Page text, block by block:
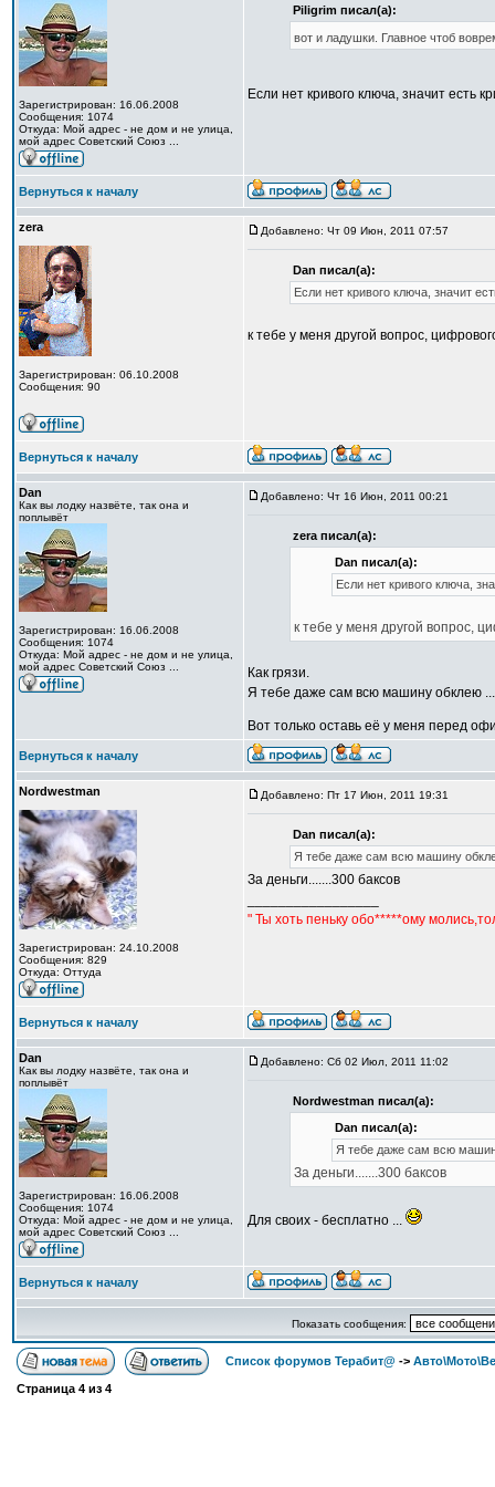
Зарегистрирован: 16.06.2008
Сообщения: 1074
Откуда: Мой адрес - не дом и не улица,
мой адрес Советский Союз ...
Piligrim писал(а):
вот и ладушки. Главное чтоб
Если нет кривого ключа, значит есть
Вернуться к началу
zera
Зарегистрирован: 06.10.2008
Сообщения: 90
Добавлено: Чт 09 Июн, 2011 07:57
Dan писал(а):
Если нет кривого ключа, значит
к тебе у меня другой вопрос,
Вернуться к началу
Dan
Как вы лодку назвёте, так она и
поплывёт
Зарегистрирован: 16.06.2008
Сообщения: 1074
Откуда: Мой адрес - не дом и не улица,
мой адрес Советский Союз ...
Добавлено: Чт 16 Июн, 2011 00:21
zera писал(а):
Dan писал(а):
Если нет кривого ключа,
к тебе у меня другой вопрос,
Как грязи.
Я тебе даже сам всю машину обклею ...
Вот только оставь её у меня перед
Вернуться к началу
Nordwestman
Зарегистрирован: 24.10.2008
Сообщения: 829
Откуда: Оттуда
Добавлено: Пт 17 Июн, 2011 19:31
Dan писал(а):
Я тебе даже сам всю машину
За деньги.......300 баксов
" Ты хоть пеньку обо*****ому
Вернуться к началу
Dan
Как вы лодку назвёте, так она и
поплывёт
Зарегистрирован: 16.06.2008
Сообщения: 1074
Откуда: Мой адрес - не дом и не улица,
мой адрес Советский Союз ...
Добавлено: Сб 02 Июл, 2011 11:02
Nordwestman писал(а):
Dan писал(а):
Я тебе даже сам всю
За деньги.......300 баксов
Для своих - бесплатно ...
Вернуться к началу
Показать сообщения:
Список форумов Терабит@ ->
Страница 4 из 4